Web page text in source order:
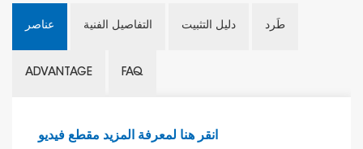
عناصر التفاصيل الفنية دليل التثبيت طَرد
ADVANTAGE FAQ
انقر هنا لمعرفة المزيد مقطع فيديو